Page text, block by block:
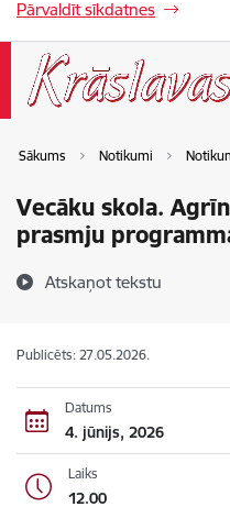
Pārvaldīt sīkdatnes
Sākums Notikumi
Vecāku skola.
prasmju
Atskaņot tekstu
Publicēts: 27.05.2026.
Datums
4. jūnijs, 2026
Laiks
12.00